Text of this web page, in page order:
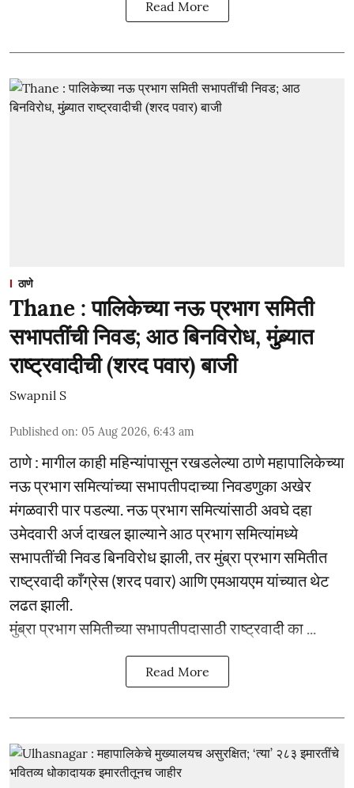
Read More
ठाणे
Thane : पालिकेच्या नऊ प्रभाग समिती
सभापतींची निवड; आठ बिनविरोध, मुंब्र्यात
राष्ट्रवादीची (शरद पवार) बाजी
Swapnil S
Published on: 05 Aug 2026, 6:43 am
ठाणे : मागील काही महिन्यांपासून रखडलेल्या ठाणे महापालिकेच्या
नऊ प्रभाग समित्यांच्या सभापतीपदाच्या निवडणुका अखेर
मंगळवारी पार पडल्या. नऊ प्रभाग समित्यांसाठी अवघे दहा
उमेदवारी अर्ज दाखल झाल्याने आठ प्रभाग समित्यांमध्ये
सभापतींची निवड बिनविरोध झाली, तर मुंब्रा प्रभाग समितीत
राष्ट्रवादी काँग्रेस (शरद पवार) आणि एमआयएम यांच्यात थेट
लढत झाली.
मुंब्रा प्रभाग समितीच्या सभापतीपदासाठी राष्ट्रवादी का ...
Read More